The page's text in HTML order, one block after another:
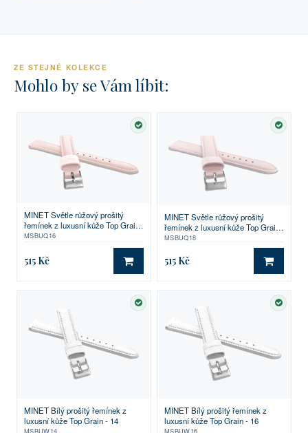
ZE STEJNÉ KOLEKCE
Mohlo by se Vám líbit:
SKLADEM
MINET Světle růžový prošitý
řemínek z luxusní kůže Top Grain
- 16
MSBUQ16
515 Kč DO KOŠÍKU
MINET Světle růžový prošitý
řemínek z luxusní kůže Top Grain
- 18
MSBUQ18
515 Kč DO
SKLADEM
MINET Bílý prošitý řemínek z
luxusní kůže Top Grain - 14
MINET Bílý prošitý řemínek z
luxusní kůže Top Grain - 16